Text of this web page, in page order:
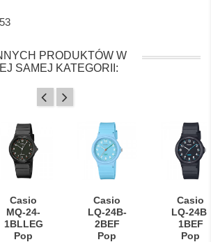
PRODUKTÓW W
SAMEJ KATEGORII:
Casio
MQ-24-
1BLLEG
Pop
Casio
LQ-24B-
2BEF
Pop
Casio
LQ-24B-
1BEF
Pop